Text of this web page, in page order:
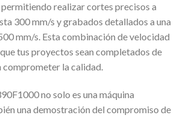
realizar cortes precisos a
300 mm/s y grabados detallados a una
mm/s. Esta combinación de velocidad
tus proyectos sean completados de
comprometer la calidad.
no solo es una máquina
una demostración del compromiso de